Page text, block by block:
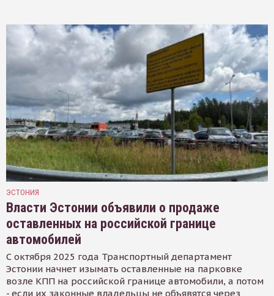
ЭСТОНИЯ
Власти Эстонии объявили о продаже
оставленных на российской границе
автомобилей
С октября 2025 года Транспортный департамент
Эстонии начнет изымать оставленные на парковке
возле КПП на российской границе автомобили, а потом
- если их законные владельцы не объявятся через